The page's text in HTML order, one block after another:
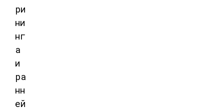
ри
ни
нг
а
и
ра
нн
ей